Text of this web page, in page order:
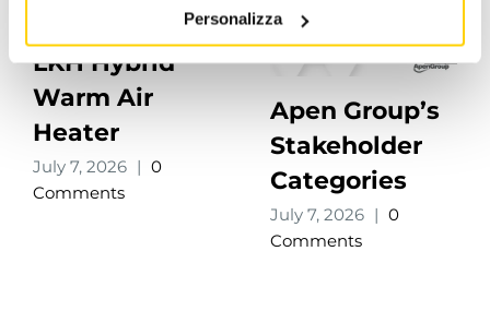
Personalizza
LKH Hybrid
Warm Air
Heater
July 7, 2026 | 0
Comments
Apen Group’s
Stakeholder
Categories
July 7, 2026 | 0
Comments